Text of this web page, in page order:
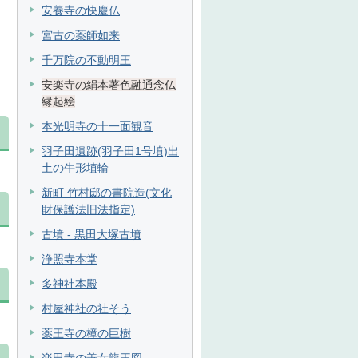
安養寺の快慶仏
宮古の薬師如来
千万院の不動明王
安楽寺の絹本著色融通念仏
縁起絵
本光明寺の十一面観音
羽子田遺跡(羽子田1号墳)出
土の牛形埴輪
新町 竹村邸の書院造(文化
財保護法旧法指定)
古墳 - 黒田大塚古墳
浄照寺本堂
多神社本殿
村屋神社の社そう
薬王寺の樟の巨樹